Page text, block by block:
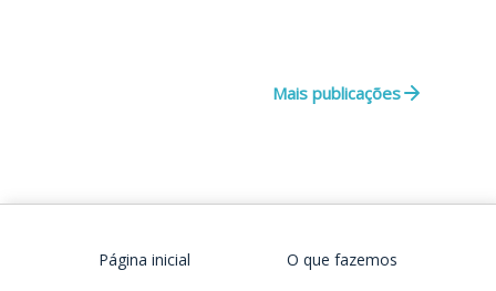
Mais publicações
Página inicial O que fazemos